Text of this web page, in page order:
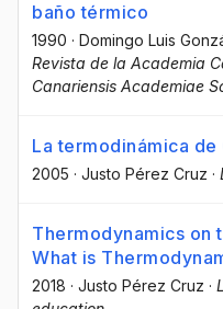
baño térmico
1990 · Domingo Luis
Revista de la Academia
Canariensis Academiae
La termodinámica de
2005 · Justo Pérez Cruz ·
Thermodynamics on
What is
2018 · Justo Pérez Cruz ·